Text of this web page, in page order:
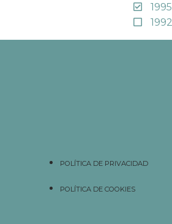
1995
1992
POLÍTICA DE PRIVACIDAD
POLÍTICA DE COOKIES